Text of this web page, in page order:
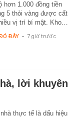
hơn 1.000 đồng tiền
5 thỏi vàng được cất
vị trí bí mật. Kho…
ĐÂY - 7 giờ trước
lời khuyên
thực tế là dấu hiệu